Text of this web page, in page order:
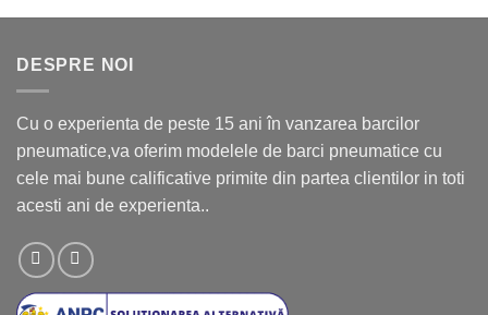
DESPRE NOI
Cu o experienta de peste 15 ani în vanzarea barcilor
pneumatice,va oferim modelele de barci pneumatice cu
cele mai bune calificative primite din partea clientilor in toti
acesti ani de experienta..